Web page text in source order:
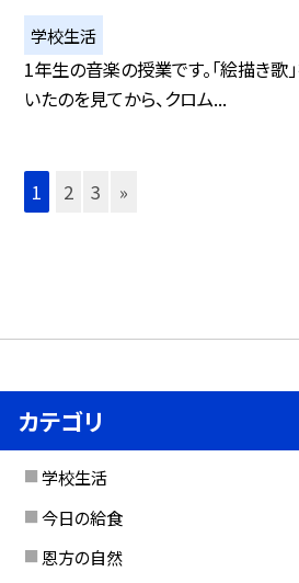
学校生活
1年生の音楽の授業です。「絵描き歌
いたのを見てから、クロム...
1 2 3 »
カテゴリ
学校生活
今日の給食
恩方の自然